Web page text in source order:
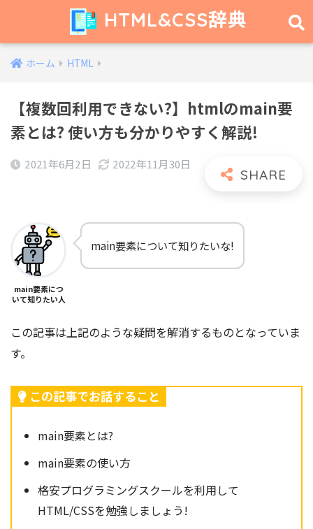
HTML&CSS辞典
ホーム HTML
【複数回利用できない?】htmlのmain要
素とは? 使い方も分かりやすく解説!
2021年6月2日 2022年11月30日
main要素につ
いて知りたい人
main要素について知りたいな!
この記事は上記のような疑問を解消するものとなっていま
す。
この記事でお話すること
main要素とは?
main要素の使い方
格安プログラミングスクールを利用して
HTML/CSSを勉強しましょう!